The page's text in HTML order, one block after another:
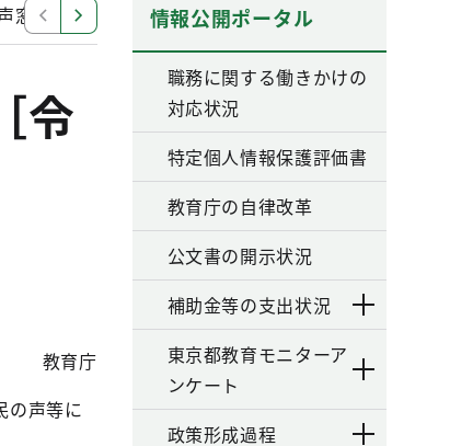
窓口に寄せられた都民の声（令和3年3月分）
令
教育庁
の声等に
情報公開ポータル
職務に関する働きかけの
対応状況
特定個人情報保護評価書
教育庁の自律改革
公文書の開示状況
補助金等の支出状況
東京都教育モニターア
ンケート
政策形成過程